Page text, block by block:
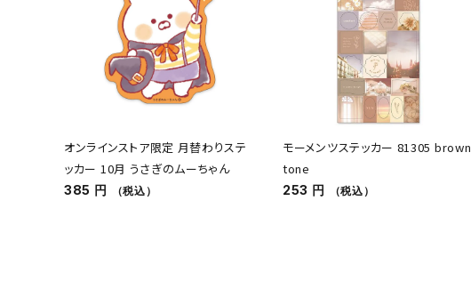
オンラインストア限定 月替わりステ
ッカー 10月 うさぎのムーちゃん
385 円 （税込）
モーメンツステッカー 81305 brown
tone
253 円 （税込）